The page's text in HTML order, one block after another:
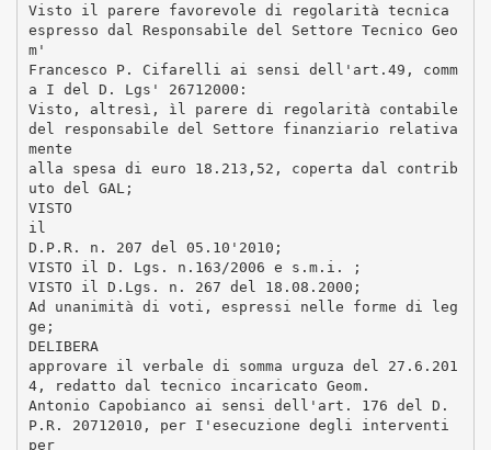
Visto il parere favorevole di regolarità tecnica
espresso dal Responsabile del Settore Tecnico Geo
m'
Francesco P. Cifarelli ai sensi dell'art.49, comm
a I del D. Lgs' 26712000:
Visto, altresì, ìl parere di regolarità contabile
del responsabile del Settore finanziario relativa
mente
alla spesa di euro 18.213,52, coperta dal contrib
uto del GAL;
VISTO
il
D.P.R. n. 207 del 05.10'2010;
VISTO il D. Lgs. n.163/2006 e s.m.i. ;
VISTO il D.Lgs. n. 267 del 18.08.2000;
Ad unanimità di voti, espressi nelle forme di leg
ge;
DELIBERA
approvare il verbale di somma urguza del 27.6.201
4, redatto dal tecnico incaricato Geom.
Antonio Capobianco ai sensi dell'art. 176 del D.
P.R. 20712010, per I'esecuzione degli interventi
per